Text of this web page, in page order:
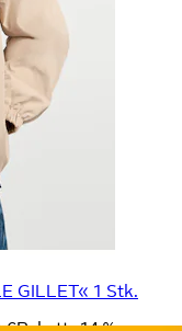
GILLET« 1 Stk.